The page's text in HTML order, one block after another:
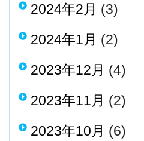
2024年2月 (3)
2024年1月 (2)
2023年12月 (4)
2023年11月 (2)
2023年10月 (6)